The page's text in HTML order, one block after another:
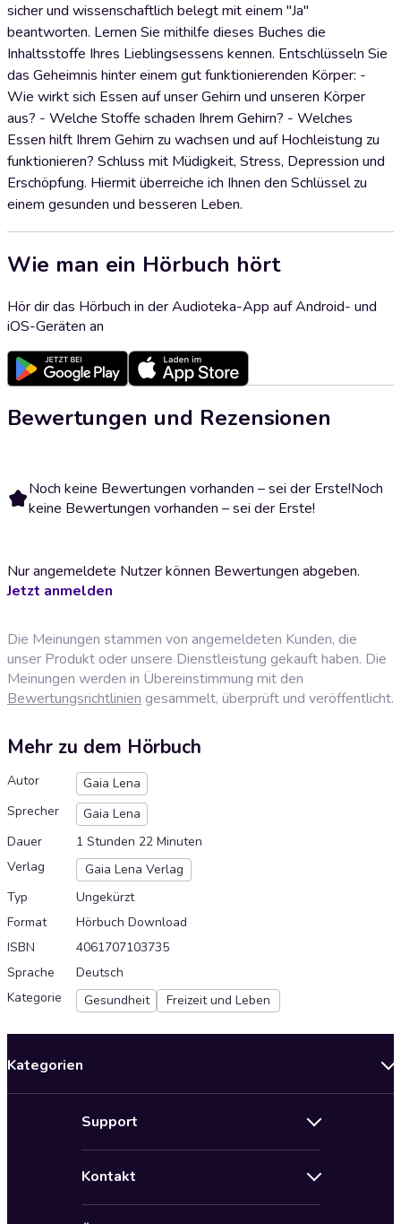
sicher und wissenschaftlich belegt mit einem "Ja"
beantworten. Lernen Sie mithilfe dieses Buches die
Inhaltsstoffe Ihres Lieblingsessens kennen. Entschlüsseln Sie
das Geheimnis hinter einem gut funktionierenden Körper: -
Wie wirkt sich Essen auf unser Gehirn und unseren Körper
aus? - Welche Stoffe schaden Ihrem Gehirn? - Welches
Essen hilft Ihrem Gehirn zu wachsen und auf Hochleistung zu
funktionieren? Schluss mit Müdigkeit, Stress, Depression und
Erschöpfung. Hiermit überreiche ich Ihnen den Schlüssel zu
einem gesunden und besseren Leben.
Wie man ein Hörbuch hört
Hör dir das Hörbuch in der Audioteka-App auf Android- und
iOS-Geräten an
Bewertungen und Rezensionen
Noch keine Bewertungen vorhanden – sei der Erste!Noch
keine Bewertungen vorhanden – sei der Erste!
Nur angemeldete Nutzer können Bewertungen abgeben.
Jetzt anmelden
Die Meinungen stammen von angemeldeten Kunden, die
unser Produkt oder unsere Dienstleistung gekauft haben. Die
Meinungen werden in Übereinstimmung mit den
Bewertungsrichtlinien gesammelt, überprüft und veröffentlicht.
Mehr zu dem Hörbuch
Autor
Gaia Lena
Sprecher
Gaia Lena
Dauer
1 Stunden 22 Minuten
Verlag
Gaia Lena Verlag
Typ
Ungekürzt
Format
Hörbuch Download
ISBN
4061707103735
Sprache
Deutsch
Kategorie
Gesundheit Freizeit und Leben
Kategorien
Support
Kontakt